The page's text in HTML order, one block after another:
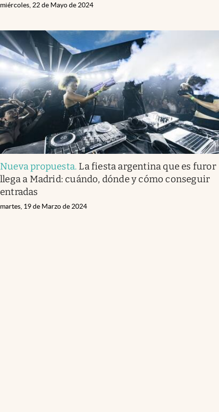
miércoles, 22 de Mayo de 2024
Nueva propuesta. La fiesta argentina que es furor
llega a Madrid: cuándo, dónde y cómo conseguir
entradas
martes, 19 de Marzo de 2024